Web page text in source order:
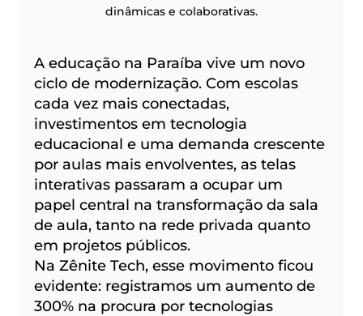
dinâmicas e colaborativas.
A educação na Paraíba vive um novo
ciclo de modernização. Com escolas
cada vez mais conectadas,
investimentos em tecnologia
educacional e uma demanda crescente
por aulas mais envolventes, as telas
interativas passaram a ocupar um
papel central na transformação da sala
de aula, tanto na rede privada quanto
em projetos públicos.
Na Zênite Tech, esse movimento ficou
evidente: registramos um aumento de
300% na procura por tecnologias